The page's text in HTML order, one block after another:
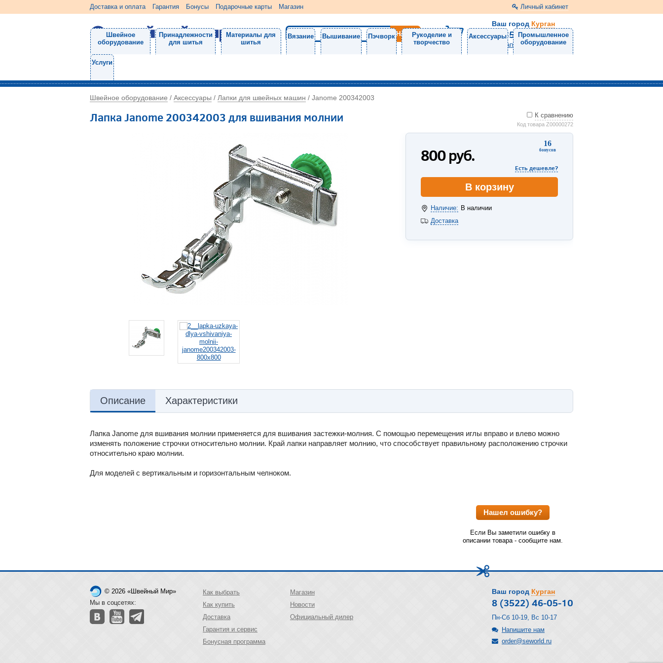
Доставка и оплата Гарантия Бонусы Подарочные карты Магазин Личный кабинет
Ваш город Курган
8 (3522) 46-05-10
Напишите нам
Швейное
оборудование
Принадлежности
для шитья
Материалы для
шитья
Вязание Вышивание Пэчворк
Рукоделие и
творчество
Аксессуары
Промышленное
оборудование
Услуги
Швейное оборудование / Аксессуары / Лапки для швейных машин / Janome 200342003
Лапка Janome 200342003 для вшивания молнии К сравнению
Код товара Z00000272
16
бонусов
800руб.
Есть дешевле?
В корзину
Наличие: В наличии
Доставка
Описание Характеристики
Лапка Janome для вшивания молнии применяется для вшивания застежки-молния. С помощью перемещения иглы вправо и влево можно
изменять положение строчки относительно молнии. Край лапки направляет молнию, что способствует правильному расположению строчки
относительно краю молнии.
Для моделей с вертикальным и горизонтальным челноком.
Нашел ошибку?
Если Вы заметили ошибку в
описании товара - сообщите нам.
© 2026 «Швейный Мир»
Мы в соцсетях:
Как выбрать
Как купить
Доставка
Гарантия и сервис
Бонусная программа
Магазин
Новости
Официальный дилер
Ваш город Курган
8 (3522) 46-05-10
Пн-Сб 10-19, Вс 10-17
Напишите нам
order@seworld.ru